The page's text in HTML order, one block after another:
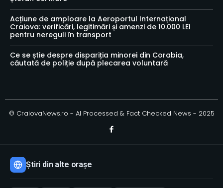
Acțiune de amploare la Aeroportul Internațional
Craiova: verificări, legitimări și amenzi de 10.000 LEI
pentru nereguli în transport
Ce se știe despre dispariția minorei din Corabia,
căutată de poliție după plecarea voluntară
© CraiovaNews.ro - AI Processed & Fact Checked News - 2025
Știri din alte orașe